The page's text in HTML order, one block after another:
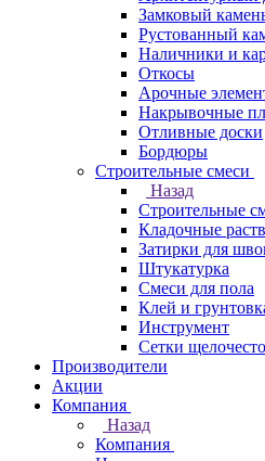
Замковый
Рустованный
Наличники и
Откосы
Арочные
Накрывочные
Отливные доски
Бордюры
Строительные смеси
Назад
Строительные
Кладочные
Затирки для
Штукатурка
Смеси для пола
Клей и
Инструмент
Сетки
Производители
Акции
Компания
Назад
Компания